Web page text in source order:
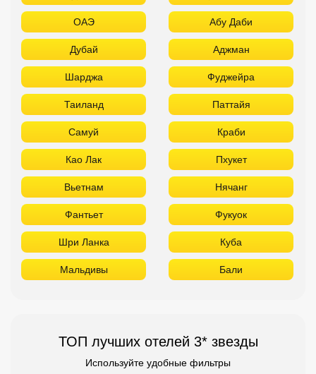
Као Лак Пхукет
Вьетнам Нячанг
Фантьет Фукуок
Шри Ланка Куба
Мальдивы Бали
ТОП лучших отелей 3* звезды
Используйте удобные фильтры
Турция Аланья
Белек
Хургада Шарм Эль Шейх